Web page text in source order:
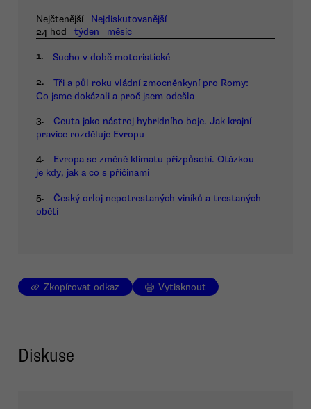
Nejčtenější
Nejdiskutovanější
24 hod
týden měsíc
1. Sucho v době motoristické
2.
Tři a půl roku vládní zmocněnkyní pro Romy:
Co jsme dokázali a proč jsem odešla
3.
Ceuta jako nástroj hybridního boje. Jak krajní
pravice rozděluje Evropu
4.
Evropa se změně klimatu přizpůsobí. Otázkou
je kdy, jak a co s příčinami
5.
Český orloj nepotrestaných viníků a trestaných
obětí
Zkopírovat odkaz Vytisknout
Diskuse